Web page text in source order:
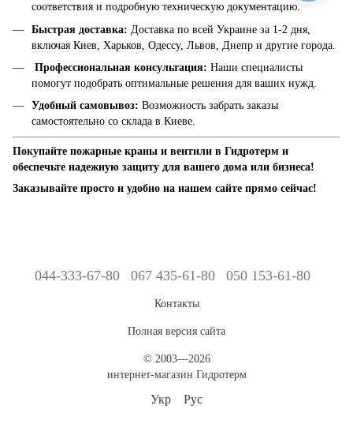
соответствия и подробную техническую документацию.
Быстрая доставка: Доставка по всей Украине за 1-2 дня,
включая Киев, Харьков, Одессу, Львов, Днепр и другие города.
‍ Профессиональная консультация: Наши специалисты
помогут подобрать оптимальные решения для ваших нужд.
Удобный самовывоз: Возможность забрать заказы
самостоятельно со склада в Киеве.
Покупайте пожарные краны и вентили в Гидротерм и
обеспечьте надежную защиту для вашего дома или бизнеса!
Заказывайте просто и удобно на нашем сайте прямо сейчас!
044-333-67-80 067 435-61-80 050 153-61-80
Контакты
Полная версия сайта
© 2003—2026
интернет-магазин Гидротерм
Укр Рус